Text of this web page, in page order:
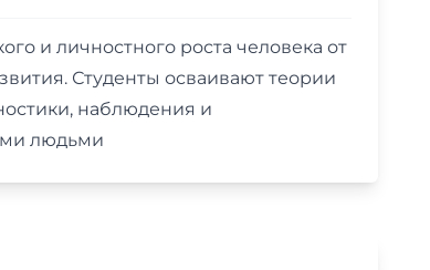
и личностного роста человека от
Студенты осваивают теории
наблюдения и
людьми